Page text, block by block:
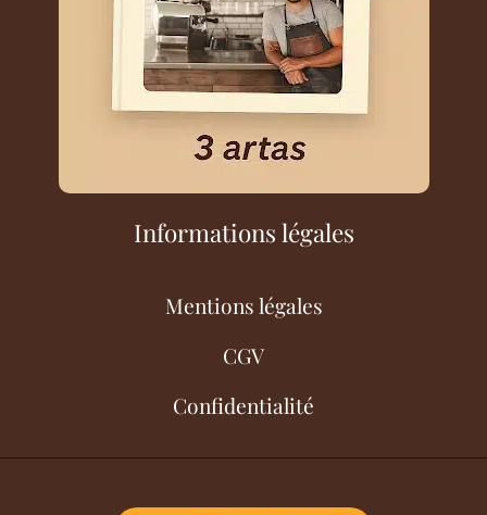
Informations légales
Mentions légales
CGV
Confidentialité